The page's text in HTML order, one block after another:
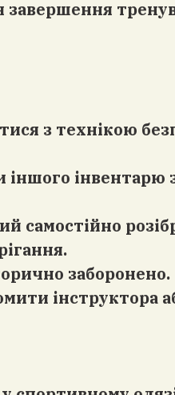
завершення
з технікою
інвентарю
самостійно
заборонено.
інструктора